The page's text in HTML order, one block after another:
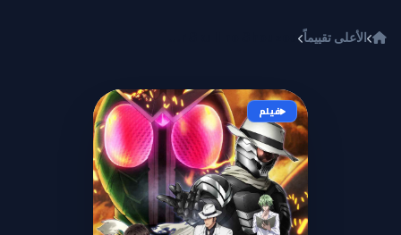
الأعلى تقييماً
فيلم